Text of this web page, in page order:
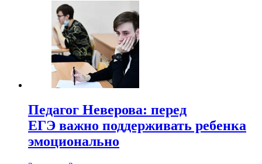
Педагог Неверова: перед
ЕГЭ важно поддерживать ребенка
эмоционально